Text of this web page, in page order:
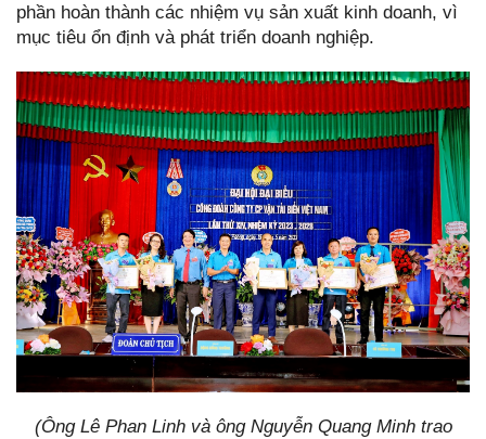
phần hoàn thành các nhiệm vụ sản xuất kinh doanh, vì
mục tiêu ổn định và phát triển doanh nghiệp.
(Ông Lê Phan Linh và ông Nguyễn Quang Minh trao